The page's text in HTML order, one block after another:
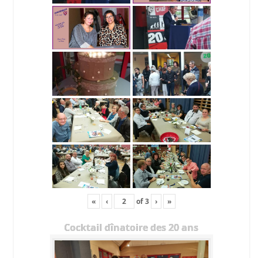
« ‹ of3 › »
Cocktail dînatoire des 20 ans